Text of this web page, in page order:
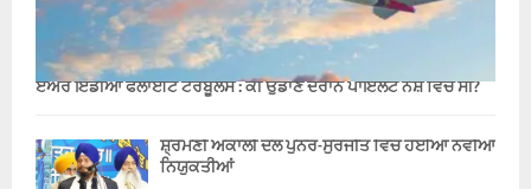
ਏਅਰ ਇੰਡੀਆ ਫਲਾਈਟ ਟਰਬੂਲੈਂਸ : ਕੀ ਉਡਾਣ ਦੌਰਾਨ ਪਾਇਲਟ ਨਸ਼ੇ ਵਿੱਚ ਸੀ?
ਸ਼੍ਰੋਮਣੀ ਅਕਾਲੀ ਦਲ ਪੁਨਰ-ਸੁਰਜੀਤ ਵਿੱਚ ਹੋਈਆਂ ਨਵੀਆਂ
ਨਿਯੁਕਤੀਆਂ